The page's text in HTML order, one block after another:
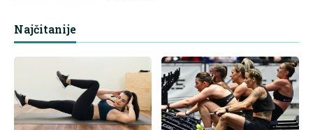
Najčitanije